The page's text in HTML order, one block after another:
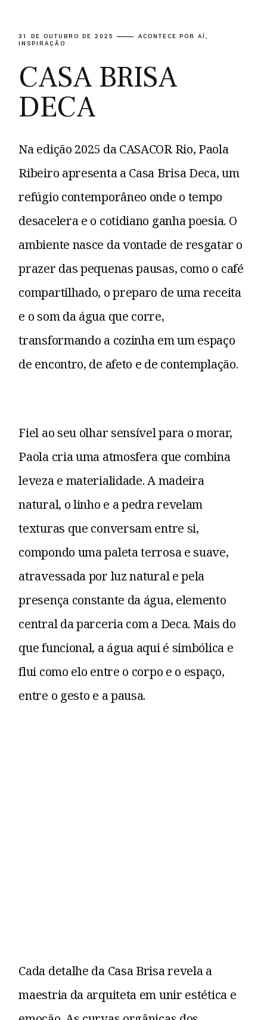
31 DE OUTUBRO DE 2025
ACONTECE POR AÍ
INSPIRAÇÃO
CASA BRISA
DECA
Na edição 2025 da CASACOR Rio, Paola
Ribeiro apresenta a Casa Brisa Deca, um
refúgio contemporâneo onde o tempo
desacelera e o cotidiano ganha poesia. O
ambiente nasce da vontade de resgatar o
prazer das pequenas pausas, como o café
compartilhado, o preparo de uma receita
e o som da água que corre,
transformando a cozinha em um espaço
de encontro, de afeto e de contemplação.
Fiel ao seu olhar sensível para o morar,
Paola cria uma atmosfera que combina
leveza e materialidade. A madeira
natural, o linho e a pedra revelam
texturas que conversam entre si,
compondo uma paleta terrosa e suave,
atravessada por luz natural e pela
presença constante da água, elemento
central da parceria com a Deca. Mais do
que funcional, a água aqui é simbólica e
flui como elo entre o corpo e o espaço,
entre o gesto e a pausa.
Cada detalhe da Casa Brisa revela a
maestria da arquiteta em unir estética e